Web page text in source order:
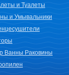
и Туалеты
и Умывальники
Ванны Раковины